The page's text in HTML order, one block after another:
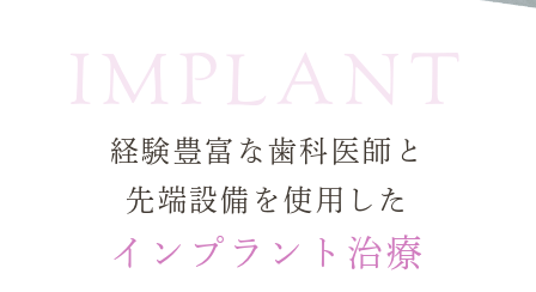
IMPLANT
経験豊富な歯科医師と
先端設備を使用した
インプラント治療